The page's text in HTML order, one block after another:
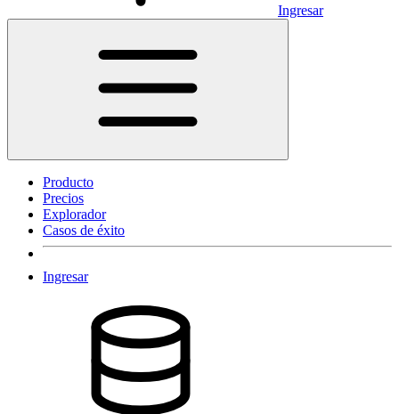
Ingresar
Producto
Precios
Explorador
Casos de éxito
Ingresar